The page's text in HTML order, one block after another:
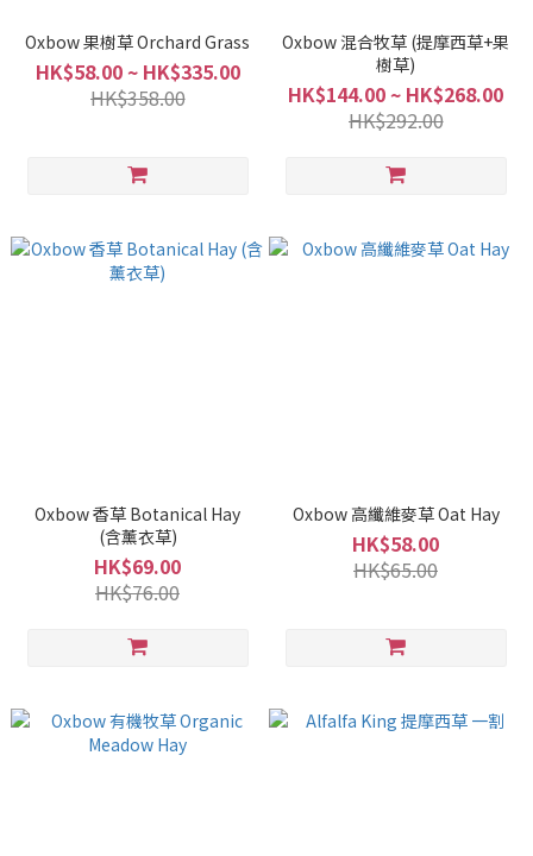
Oxbow 果樹草 Orchard Grass
HK$58.00 ~ HK$335.00
HK$358.00
Oxbow 混合牧草 (提摩西草+果
樹草)
HK$144.00 ~ HK$268.00
HK$292.00
Oxbow 香草 Botanical Hay
(含薰衣草)
HK$69.00
HK$76.00
Oxbow 高纖維麥草 Oat Hay
HK$58.00
HK$65.00